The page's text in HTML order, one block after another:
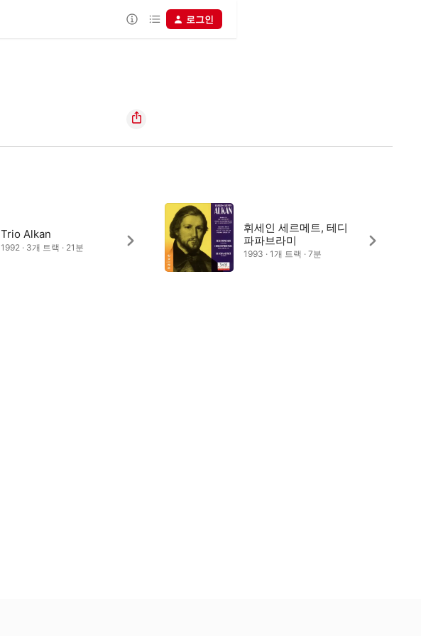
로그인
Trio Alkan
1992 · 3개 트랙 · 21분
휘세인 세르메트, 테디
파파브라미
1993 · 1개 트랙 · 7분